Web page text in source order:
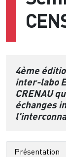
4ème
inter-labo
CRENAU
échanges
Présentation